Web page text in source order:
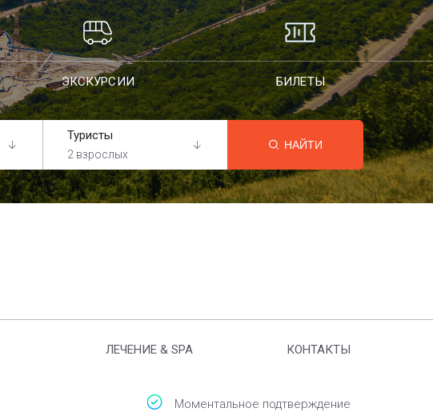
ЭКСКУРСИИ БИЛЕТЫ
Туристы
2 взрослых
НАЙТИ
ЛЕЧЕНИЕ & SPA КОНТАКТЫ
Моментальное подтверждение